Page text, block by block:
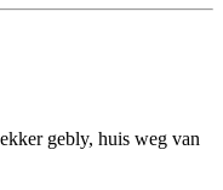
gebly, huis weg van